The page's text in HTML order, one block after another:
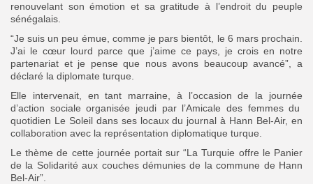
renouvelant son émotion et sa gratitude à l’endroit du peuple
sénégalais.
“Je suis un peu émue, comme je pars bientôt, le 6 mars prochain.
J’ai le cœur lourd parce que j’aime ce pays, je crois en notre
partenariat et je pense que nous avons beaucoup avancé”, a
déclaré la diplomate turque.
Elle intervenait, en tant marraine, à l’occasion de la journée
d’action sociale organisée jeudi par l’Amicale des femmes du
quotidien Le Soleil dans ses locaux du journal à Hann Bel-Air, en
collaboration avec la représentation diplomatique turque.
Le thème de cette journée portait sur “La Turquie offre le Panier
de la Solidarité aux couches démunies de la commune de Hann
Bel-Air”.